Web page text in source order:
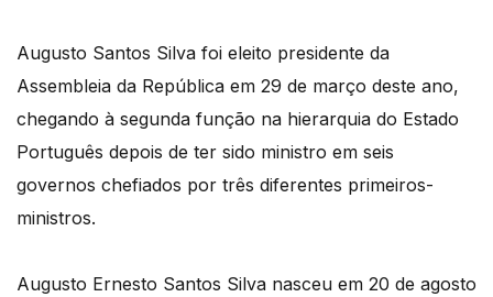
Augusto Santos Silva foi eleito presidente da
Assembleia da República em 29 de março deste ano,
chegando à segunda função na hierarquia do Estado
Português depois de ter sido ministro em seis
governos chefiados por três diferentes primeiros-
ministros.
Augusto Ernesto Santos Silva nasceu em 20 de agosto